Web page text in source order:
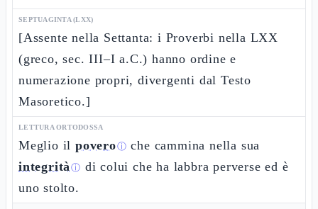
SEPTUAGINTA (LXX)
[Assente nella Settanta: i Proverbi nella LXX
(greco, sec. III–I a.C.) hanno ordine e
numerazione propri, divergenti dal Testo
Masoretico.]
LETTURA ORTODOSSA
Meglio il poveroⓘ che cammina nella sua
integritàⓘ di colui che ha labbra perverse ed è
uno stolto.